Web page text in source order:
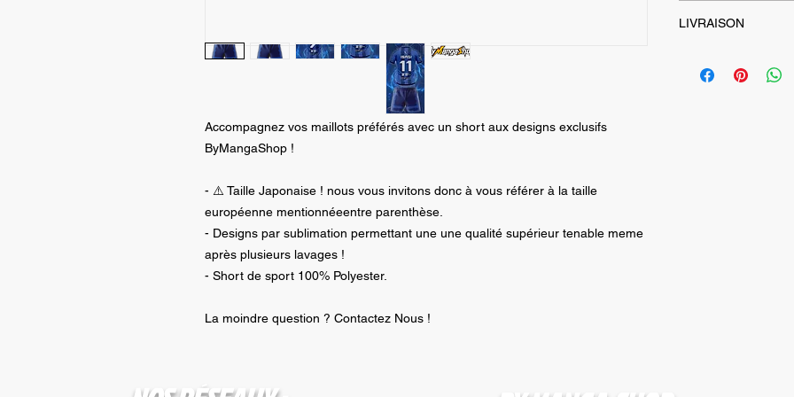
Accompagnez vos maillots préférés avec un short aux designs exclusifs
ByMangaShop !
- ⚠️ Taille Japonaise ! nous vous invitons donc à vous référer à la taille
européenne mentionnéeentre parenthèse.
- Designs par sublimation permettant une une qualité supérieur tenable meme
après plusieurs lavages !
- Short de sport 100% Polyester.
La moindre question ? Contactez Nous !
- Designs par
- Tailles
mentionnée entre
LIVRAISON
suivant la